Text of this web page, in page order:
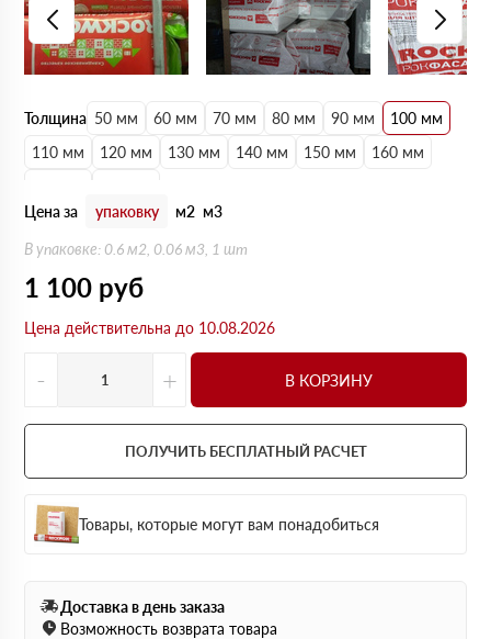
Толщина 50 мм 60 мм 70 мм 80 мм 90 мм
100 мм
110 мм
120 мм 130 мм 140 мм 150 мм
160 мм
Цена за
упаковку м2 м3
В упаковке: 0.6 м2, 0.06 м3, 1 шт
1 100 руб
Цена действительна до 10.08.2026
- + В КОРЗИНУ
ПОЛУЧИТЬ БЕСПЛАТНЫЙ РАСЧЕТ
Товары, которые могут вам понадобиться
Доставка в день заказа
Возможность возврата товара